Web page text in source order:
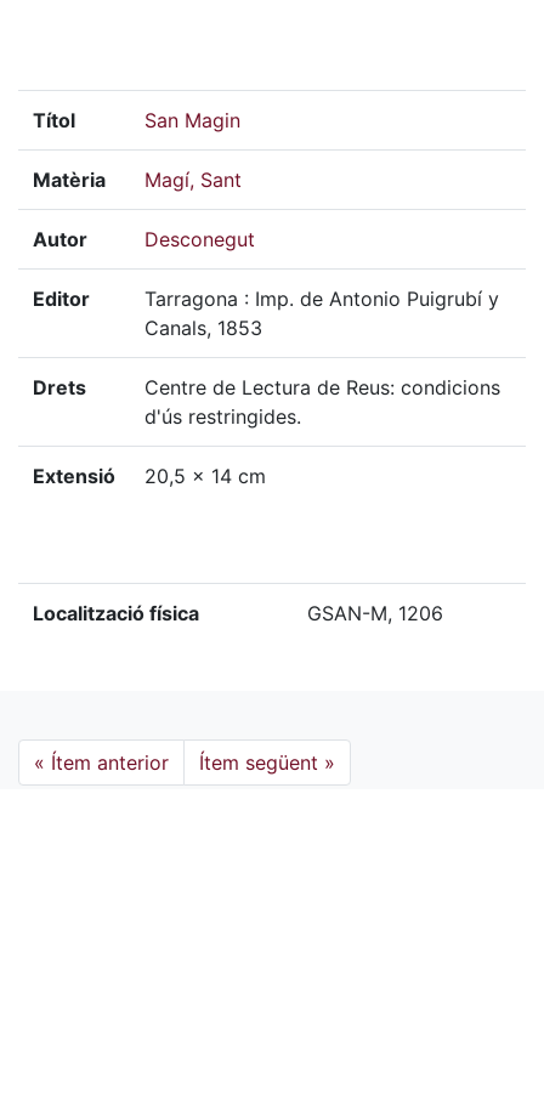
Títol San Magin
Matèria Magí, Sant
Autor Desconegut
Editor
Tarragona : Imp. de Antonio Puigrubí y
Canals, 1853
Drets
Centre de Lectura de Reus: condicions
d'ús restringides.
Extensió 20,5 x 14 cm
Localització física GSAN-M, 1206
« Ítem anterior Ítem següent »